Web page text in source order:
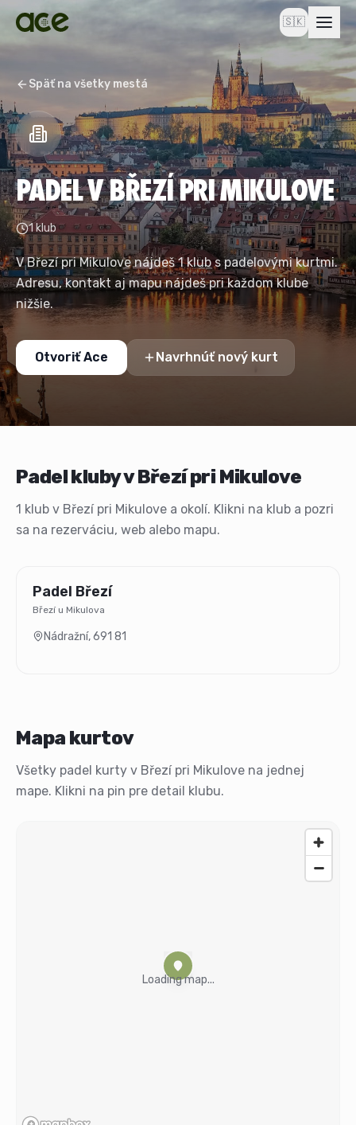
🇸🇰
Späť na všetky mestá
PADEL V BŘEZÍ PRI MIKULOVE
1 klub
V Březí pri Mikulove nájdeš 1 klub s padelovými kurtmi.
Adresu, kontakt aj mapu nájdeš pri každom klube
nižšie.
Otvoriť Ace Navrhnúť nový kurt
Padel kluby v Březí pri Mikulove
1 klub v Březí pri Mikulove a okolí. Klikni na klub a pozri
sa na rezerváciu, web alebo mapu.
Padel Březí
Březí u Mikulova
Nádražní,691 81
Mapa kurtov
Všetky padel kurty v Březí pri Mikulove na jednej
mape. Klikni na pin pre detail klubu.
Loading map...